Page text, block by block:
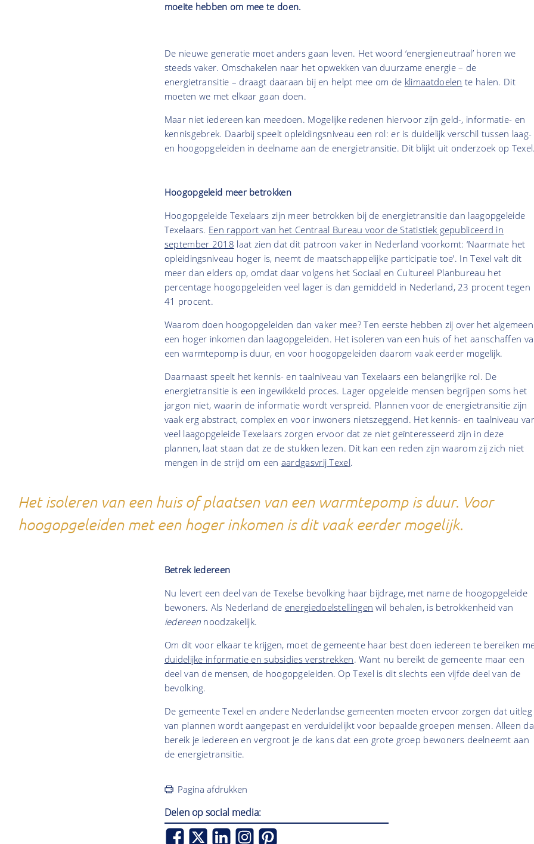
moeite hebben om mee te doen.
De nieuwe generatie moet anders gaan leven. Het woord ‘energieneutraal’ horen we
steeds vaker. Omschakelen naar het opwekken van duurzame energie – de
energietransitie – draagt daaraan bij en helpt mee om de klimaatdoelen te halen. Dit
moeten we met elkaar gaan doen.
Maar niet iedereen kan meedoen. Mogelijke redenen hiervoor zijn geld-, informatie- en
kennisgebrek. Daarbij speelt opleidingsniveau een rol: er is duidelijk verschil tussen laag-
en hoogopgeleiden in deelname aan de energietransitie. Dit blijkt uit onderzoek op Texel.
Hoogopgeleid meer betrokken
Hoogopgeleide Texelaars zijn meer betrokken bij de energietransitie dan laagopgeleide
Texelaars. Een rapport van het Centraal Bureau voor de Statistiek gepubliceerd in
september 2018 laat zien dat dit patroon vaker in Nederland voorkomt: ‘Naarmate het
opleidingsniveau hoger is, neemt de maatschappelijke participatie toe’. In Texel valt dit
meer dan elders op, omdat daar volgens het Sociaal en Cultureel Planbureau het
percentage hoogopgeleiden veel lager is dan gemiddeld in Nederland, 23 procent tegen
41 procent.
Waarom doen hoogopgeleiden dan vaker mee? Ten eerste hebben zij over het algemeen
een hoger inkomen dan laagopgeleiden. Het isoleren van een huis of het aanschaffen
een warmtepomp is duur, en voor hoogopgeleiden daarom vaak eerder mogelijk.
Daarnaast speelt het kennis- en taalniveau van Texelaars een belangrijke rol. De
energietransitie is een ingewikkeld proces. Lager opgeleide mensen begrijpen soms het
jargon niet, waarin de informatie wordt verspreid. Plannen voor de energietransitie zijn
vaak erg abstract, complex en voor inwoners nietszeggend. Het kennis- en taalniveau
veel laagopgeleide Texelaars zorgen ervoor dat ze niet geïnteresseerd zijn in deze
plannen, laat staan dat ze de stukken lezen. Dit kan een reden zijn waarom zij zich niet
mengen in de strijd om een aardgasvrij Texel.
Het isoleren van een huis of plaatsen van een warmtepomp is duur. Voor
hoogopgeleiden met een hoger inkomen is dit vaak eerder mogelijk.
Betrek iedereen
Nu levert een deel van de Texelse bevolking haar bijdrage, met name de hoogopgeleide
bewoners. Als Nederland de energiedoelstellingen wil behalen, is betrokkenheid van
iedereen noodzakelijk.
Om dit voor elkaar te krijgen, moet de gemeente haar best doen iedereen te bereiken
duidelijke informatie en subsidies verstrekken. Want nu bereikt de gemeente maar een
deel van de mensen, de hoogopgeleiden. Op Texel is dit slechts een vijfde deel van de
bevolking.
De gemeente Texel en andere Nederlandse gemeenten moeten ervoor zorgen dat uitleg
van plannen wordt aangepast en verduidelijkt voor bepaalde groepen mensen. Alleen
bereik je iedereen en vergroot je de kans dat een grote groep bewoners deelneemt aan
de energietransitie.
Pagina afdrukken
Delen op social media: